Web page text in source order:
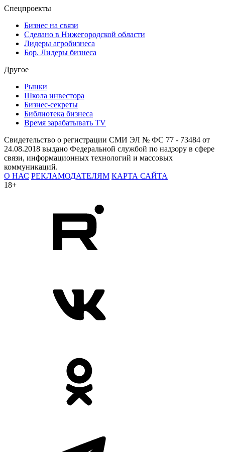
Спецпроекты
Бизнес на связи
Сделано в Нижегородской области
Лидеры агробизнеса
Бор. Лидеры бизнеса
Другое
Рынки
Школа инвестора
Бизнес-секреты
Библиотека бизнеса
Время зарабатывать TV
Свидетельство о регистрации СМИ ЭЛ № ФС 77 - 73484 от
24.08.2018 выдано Федеральной службой по надзору в сфере
связи, информационных технологий и массовых
коммуникаций.
О НАС РЕКЛАМОДАТЕЛЯМ КАРТА САЙТА
18+